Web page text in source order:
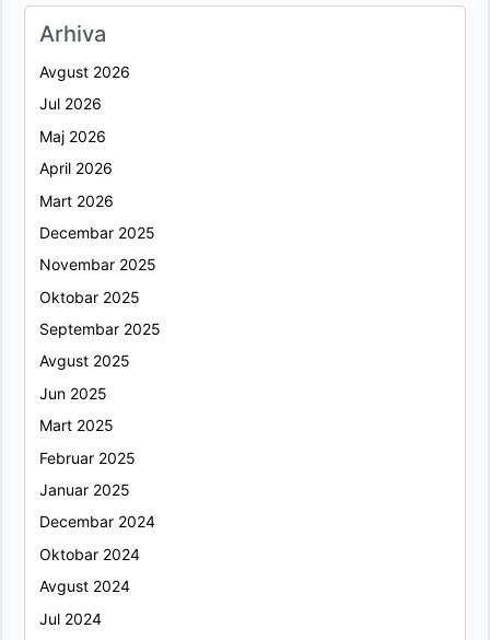
Arhiva
Avgust 2026
Jul 2026
Maj 2026
April 2026
Mart 2026
Decembar 2025
Novembar 2025
Oktobar 2025
Septembar 2025
Avgust 2025
Jun 2025
Mart 2025
Februar 2025
Januar 2025
Decembar 2024
Oktobar 2024
Avgust 2024
Jul 2024